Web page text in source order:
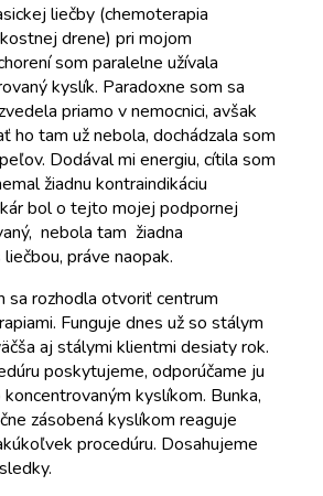
liečby (chemoterapia
drene) pri mojom
som paralelne užívala
kyslík. Paradoxne som sa
priamo v nemocnici, avšak
ho tam už nebola, dochádzala som
Dodával mi energiu, cítila som
žiadnu kontraindikáciu
bol o tejto mojej podpornej
nebola tam žiadna
práve naopak.
sa rozhodla otvoriť centrum
Funguje dnes už so stálym
aj stálymi klientmi desiaty rok.
poskytujeme, odporúčame ju
kyslíkom. Bunka,
zásobená kyslíkom reaguje
procedúru. Dosahujeme